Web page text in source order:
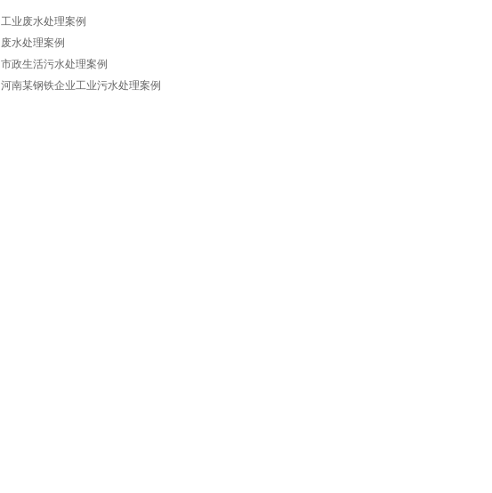
工业废水处理案例
废水处理案例
市政生活污水处理案例
河南某钢铁企业工业污水处理案例